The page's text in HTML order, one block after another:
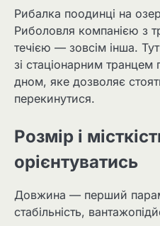
Рибалка поодинці на
Риболовля компанією з
течією — зовсім інша.
зі стаціонарним
дном, яке дозволяє
перекинутися.
Розмір і
орієнтуватись
Довжина — перший
стабільність,